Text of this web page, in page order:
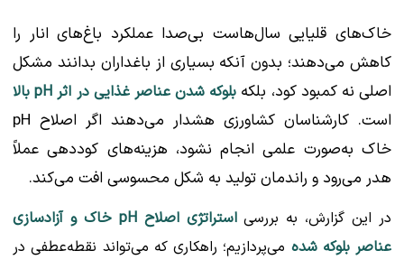
خاک‌های قلیایی سال‌هاست بی‌صدا عملکرد باغ‌های انار را
کاهش می‌دهند؛ بدون آنکه بسیاری از باغداران بدانند مشکل
اصلی نه کمبود کود، بلکه بلوکه شدن عناصر غذایی در اثر pH بالا
است. کارشناسان کشاورزی هشدار می‌دهند اگر اصلاح pH
خاک به‌صورت علمی انجام نشود، هزینه‌های کوددهی عملاً
هدر می‌رود و راندمان تولید به شکل محسوسی افت می‌کند.
در این گزارش، به بررسی
استراتژی اصلاح pH خاک و آزادسازی
عناصر بلوکه شده می‌پردازیم؛ راهکاری که می‌تواند نقطه‌عطفی در